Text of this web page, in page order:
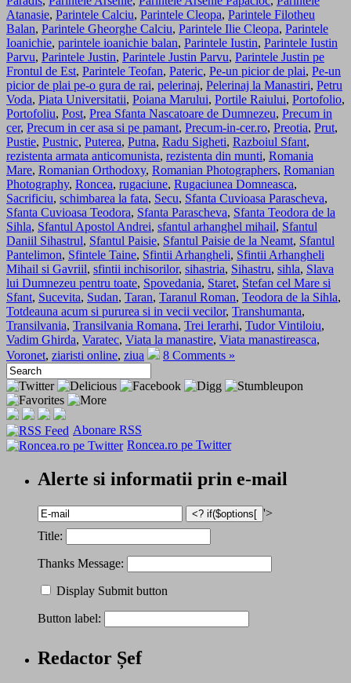
Atanasie, Parintele Calciu, Parintele Cleopa, Parintele Filotheu
Balan, Parintele Gheorghe Calciu, Parintele Ilie Cleopa, Parintele
Ioanichie, parintele ioanichie balan, Parintele Iustin, Parintele Iustin
Parvu, Parintele Justin, Parintele Justin Parvu, Parintele Justin pe
Frontul de Est, Parintele Teofan, Pateric, Pe-un picior de plai, Pe-un
picior de plai pe-o gura de rai, pelerinaj, Pelerinaj la Manastiri, Petru
Voda, Piata Universitatii, Poiana Marului, Portile Raiului, Portofolio,
Portofoliu, Post, Prea Sfanta Nascatoare de Dumnezeu, Precum in
cer, Precum in cer asa si pe pamant, Precum-in-cer.ro, Preotia, Prut,
Pustie, Pustnic, Puterea, Putna, Radu Sigheti, Razboiul Sfant,
rezistenta armata anticomunista, rezistenta din munti, Romania
Mare, Romanian Orthodoxy, Romanian Photographers, Romanian
Photography, Roncea, rugaciune, Rugaciunea Domneasca,
Sacrificiu, schimbarea la fata, Secu, Sfanta Cuvioasa Parascheva,
Sfanta Cuvioasa Teodora, Sfanta Parascheva, Sfanta Teodora de la
Sihla, Sfantul Apostol Andrei, sfantul arhanghel mihail, Sfantul
Daniil Sihastrul, Sfantul Paisie, Sfantul Paisie de la Neamt, Sfantul
Pantelimon, Sfintele Taine, Sfintii Arhangheli, Sfintii Arhangheli
Mihail si Gavriil, sfintii inchisorilor, sihastria, Sihastru, sihla, Slava
lui Dumnezeu pentru toate, Spovedania, Staret, Stefan cel Mare si
Sfant, Sucevita, Sudan, Taran, Taranul Roman, Teodora de la Sihla,
Totdeauna acum si pururea si in vecii vecilor, Transhumanta,
Transilvania, Transilvania Romana, Trei Ierarhi, Tudor Vintiloiu,
Vadim Ghirda, Varatec, Viata la manastire, Viata manastireasca,
Voronet, ziaristi online, ziua 8 Comments »
Abonare RSS
Roncea.ro pe Twitter
Alerte si informatii prin e-mail
'>
Title:
Thanks Message:
Display Submit button
Button label:
Redactor Șef